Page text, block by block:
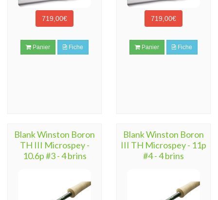
719,00€
Panier Fiche
719,00€
Panier Fiche
Blank Winston Boron
TH III Microspey -
10.6p #3 - 4 brins
Blank Winston Boron
III TH Microspey - 11p
#4 - 4 brins